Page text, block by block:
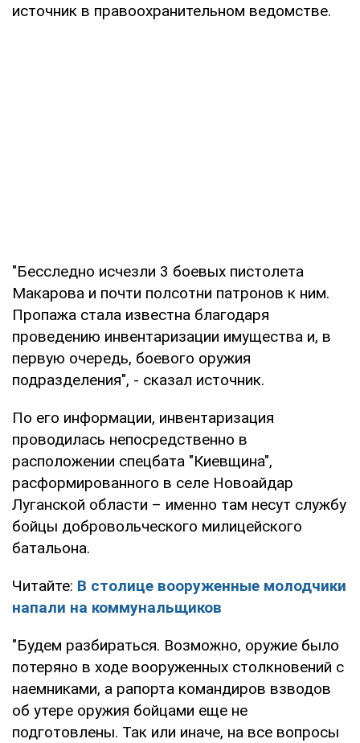
источник в правоохранительном ведомстве.
"Бесследно исчезли 3 боевых пистолета
Макарова и почти полсотни патронов к ним.
Пропажа стала известна благодаря
проведению инвентаризации имущества и, в
первую очередь, боевого оружия
подразделения", - сказал источник.
По его информации, инвентаризация
проводилась непосредственно в
расположении спецбата "Киевщина",
расформированного в селе Новоайдар
Луганской области – именно там несут службу
бойцы добровольческого милицейского
батальона.
Читайте: В столице вооруженные молодчики
напали на коммунальщиков
"Будем разбираться. Возможно, оружие было
потеряно в ходе вооруженных столкновений с
наемниками, а рапорта командиров взводов
об утере оружия бойцами еще не
подготовлены. Так или иначе, на все вопросы